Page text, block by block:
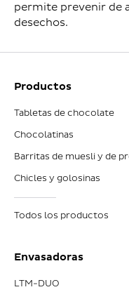
permite prevenir de
desechos.
Productos
Tabletas de chocolate
Chocolatinas
Barritas de muesli y de
Chicles y golosinas
Todos los productos
Envasadoras
LTM-DUO